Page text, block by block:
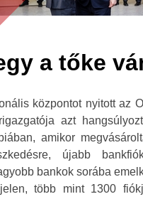
a tőke
központot nyitott az
azt
amikor
újabb
bankok sorába
több mint 1300